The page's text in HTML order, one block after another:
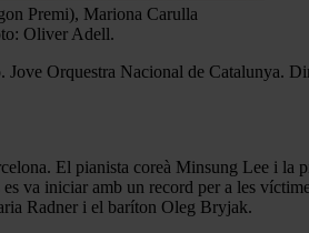
Premi), Mariona Carulla
Oliver Adell.
Orquestra Nacional de Catalunya.
El pianista coreà Minsung Lee i la
va iniciar amb un record per a les
Radner i el baríton Oleg Bryjak.